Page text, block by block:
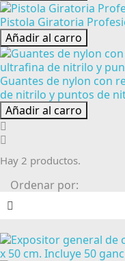
Pistola Giratoria
Añadir al carro
Guantes de nylon con
de nitrilo y puntos de
Añadir al carro
Hay 2 productos.
Ordenar por: